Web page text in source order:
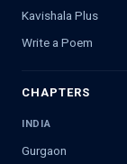
Kavishala Plus
Write a Poem
CHAPTERS
INDIA
Gurgaon